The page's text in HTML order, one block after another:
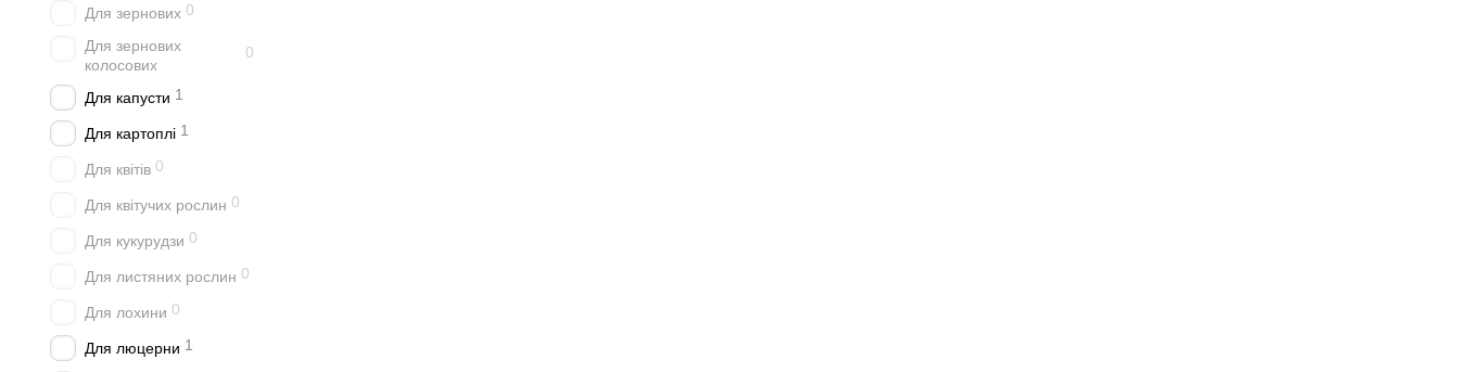
Для зернових 0
Для зернових
колосових
0
Для капусти 1
Для картоплі 1
Для квітів 0
Для квітучих рослин 0
Для кукурудзи 0
Для листяних рослин 0
Для лохини 0
Для люцерни 1